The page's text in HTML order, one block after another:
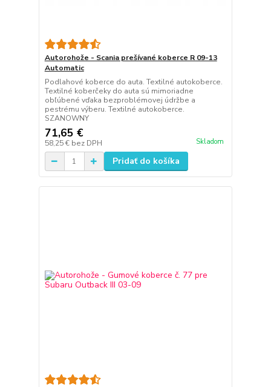
Autorohože - Scania prešívané koberce R 09-13
Automatic
Podlahové koberce do auta. Textilné autokoberce.
Textilné koberčeky do auta sú mimoriadne
obľúbené vďaka bezproblémovej údržbe a
pestrému výberu. Textilné autokoberce.
SZANOWNY
71,65 €
58,25 € bez DPH Skladom
Pridať do košíka